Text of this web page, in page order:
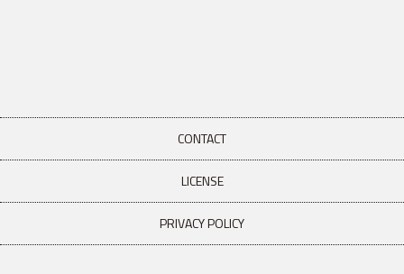
CONTACT
LICENSE
PRIVACY POLICY